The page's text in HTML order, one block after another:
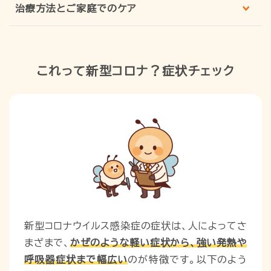
治療方法とご家庭でのケア
これって新型コロナ？症状チェック
新型コロナウイルス感染症の症状は、人によってさ
まざまで、 かぜのような軽い症状から、強い発熱や
呼吸器症状まで幅広いのが特徴です。以下のよう